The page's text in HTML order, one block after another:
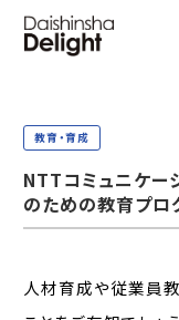
教育・育成
NTTコミュニケー
のための教育プロ
人材育成や従業員